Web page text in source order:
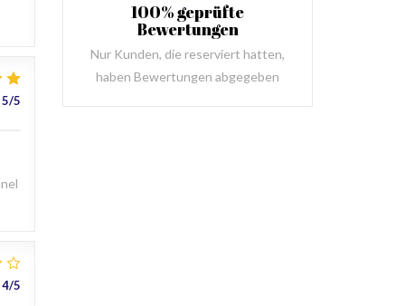
5/5
4/5
100% geprüfte
Bewertungen
Nur Kunden, die reserviert hatten,
haben Bewertungen abgegeben